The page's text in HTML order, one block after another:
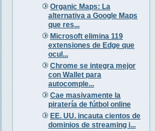
Organic Maps: La
alternativa a Google Maps
que res...
Microsoft elimina 119
extensiones de Edge que
ocul...
Chrome se integra mejor
con Wallet para
autocomple...
Cae masivamente la
piratería de fútbol online
EE. UU. incauta cientos de
dominios de streaming i...